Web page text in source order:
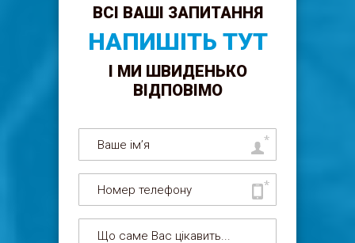
ВСІ ВАШІ ЗАПИТАННЯ
НАПИШІТЬ ТУТ
І МИ ШВИДЕНЬКО
ВІДПОВІМО